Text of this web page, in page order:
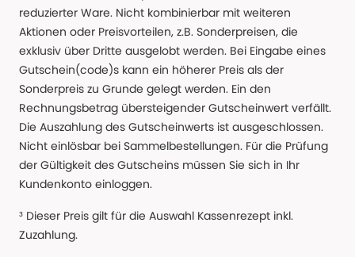
reduzierter Ware. Nicht kombinierbar mit weiteren
Aktionen oder Preisvorteilen, z.B. Sonderpreisen, die
exklusiv über Dritte ausgelobt werden. Bei Eingabe eines
Gutschein(code)s kann ein höherer Preis als der
Sonderpreis zu Grunde gelegt werden. Ein den
Rechnungsbetrag übersteigender Gutscheinwert verfällt.
Die Auszahlung des Gutscheinwerts ist ausgeschlossen.
Nicht einlösbar bei Sammelbestellungen. Für die Prüfung
der Gültigkeit des Gutscheins müssen Sie sich in Ihr
Kundenkonto einloggen.
³ Dieser Preis gilt für die Auswahl Kassenrezept inkl.
Zuzahlung.